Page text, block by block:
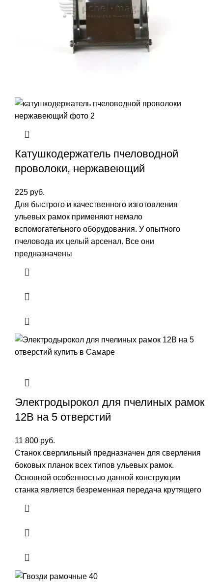
Катушкодержатель пчеловодной
проволоки, нержавеющий
225 руб.
Для быстрого и качественного изготовления
ульевых рамок применяют немало
вспомогательного оборудования. У опытного
пчеловода их целый арсенал. Все они
предназначены
Электродырокол для пчелиных рамок
12В на 5 отверстий
11 800 руб.
Станок сверлильный предназначен для сверления
боковых планок всех типов ульевых рамок.
Основной особенностью данной конструкции
станка является безременная передача крутящего